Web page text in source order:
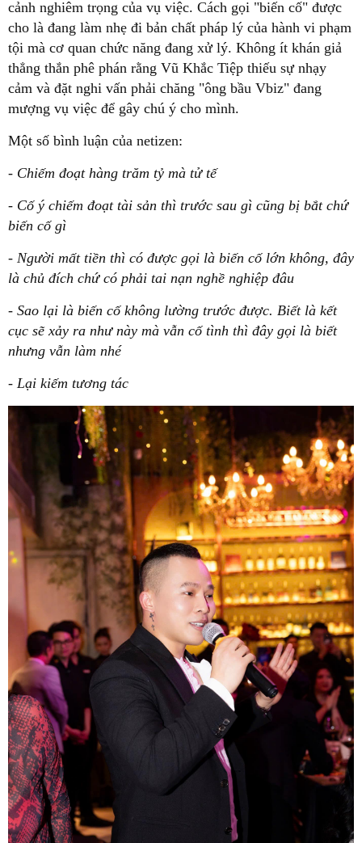
cảnh nghiêm trọng của vụ việc. Cách gọi "biến cố" được
cho là đang làm nhẹ đi bản chất pháp lý của hành vi phạm
tội mà cơ quan chức năng đang xử lý. Không ít khán giả
thẳng thắn phê phán rằng Vũ Khắc Tiệp thiếu sự nhạy
cảm và đặt nghi vấn phải chăng "ông bầu Vbiz" đang
mượng vụ việc để gây chú ý cho mình.
Một số bình luận của netizen:
- Chiếm đoạt hàng trăm tỷ mà tử tế
- Cố ý chiếm đoạt tài sản thì trước sau gì cũng bị bắt chứ
biến cố gì
- Người mất tiền thì có được gọi là biến cố lớn không, đây
là chủ đích chứ có phải tai nạn nghề nghiệp đâu
- Sao lại là biến cố không lường trước được. Biết là kết
cục sẽ xảy ra như này mà vẫn cố tình thì đây gọi là biết
nhưng vẫn làm nhé
- Lại kiếm tương tác